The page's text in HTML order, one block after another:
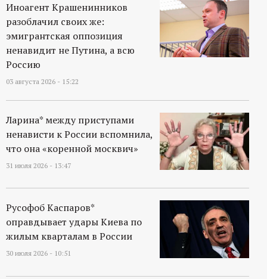
Иноагент Крашенинников
разоблачил своих же:
эмигрантская оппозиция
ненавидит не Путина, а всю
Россию
03 августа 2026 - 15:22
Ларина* между приступами
ненависти к России вспомнила,
что она «коренной москвич»
31 июля 2026 - 13:47
Русофоб Каспаров*
оправдывает удары Киева по
жилым кварталам в России
30 июля 2026 - 10:51